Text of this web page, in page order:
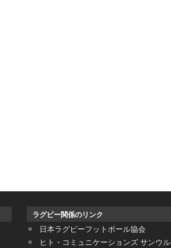
ラグビー関係のリンク
日本ラグビーフットボール協会
ヒト・コミュニケーションズ サンウル